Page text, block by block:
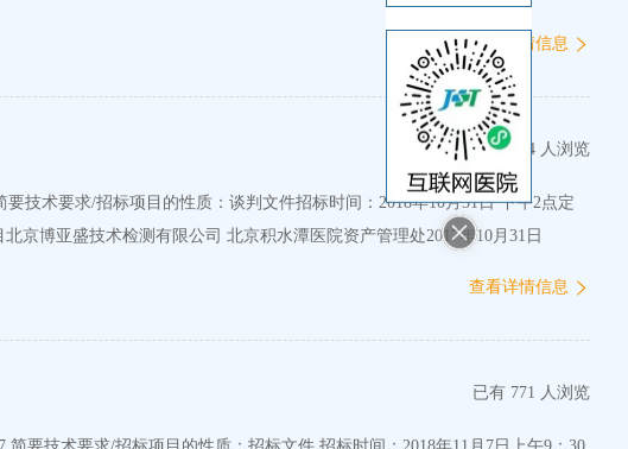
查看详情信息
已有 504 人浏览
技术要求/招标项目的性质：谈判文件招标时间：2018年10月31日 下午2点定
标日期：2018年10月31日评标委员会成员名单：张泽宇、 马胜坤、冯杰项目名称拟成交公司北京积水潭医院两院区防雷检测项目北京博亚盛技术检测有限公司 北京积水潭医院资产管理处2017年10月31日
查看详情信息
已有 771 人浏览